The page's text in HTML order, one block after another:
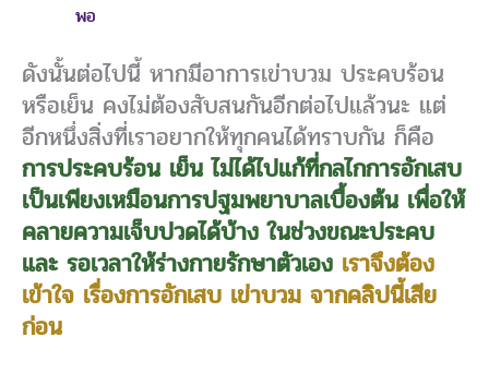
พอ
ดังนั้นต่อไปนี้ หากมีอาการเข่าบวม ประคบร้อน
หรือเย็น คงไม่ต้องสับสนกันอีกต่อไปแล้วนะ แต่
อีกหนึ่งสิ่งที่เราอยากให้ทุกคนได้ทราบกัน ก็คือ
การประคบร้อน เย็น ไม่ได้ไปแก้ที่กลไกการอักเสบ
เป็นเพียงเหมือนการปฐมพยาบาลเบื้องต้น เพื่อให้
คลายความเจ็บปวดได้บ้าง ในช่วงขณะประคบ
และ รอเวลาให้ร่างกายรักษาตัวเอง เราจึงต้อง
เข้าใจ เรื่องการอักเสบ เข่าบวม จากคลิปนี้เสีย
ก่อน